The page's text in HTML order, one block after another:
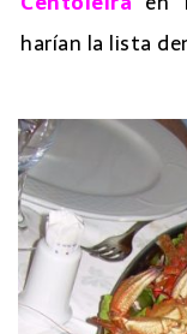
harían la lista